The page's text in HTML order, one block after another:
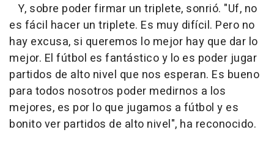
Y, sobre poder firmar un triplete, sonrió. "Uf, no
es fácil hacer un triplete. Es muy difícil. Pero no
hay excusa, si queremos lo mejor hay que dar lo
mejor. El fútbol es fantástico y lo es poder jugar
partidos de alto nivel que nos esperan. Es bueno
para todos nosotros poder medirnos a los
mejores, es por lo que jugamos a fútbol y es
bonito ver partidos de alto nivel", ha reconocido.